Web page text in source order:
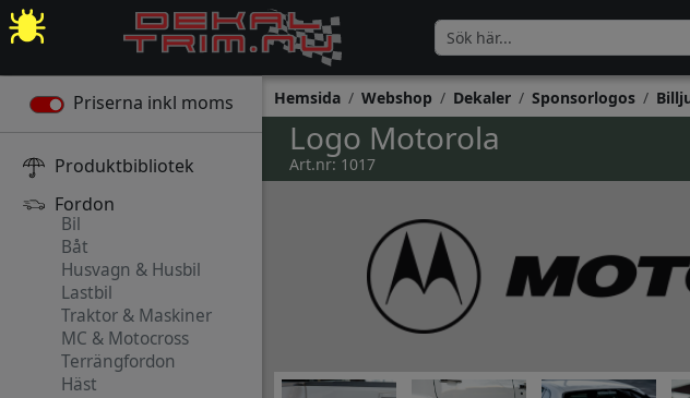
Priserna inkl moms
Produktbibliotek
Fordon
Bil
Båt
Husvagn & Husbil
Lastbil
Traktor & Maskiner
MC & Motocross
Terrängfordon
Häst
Hemsida Webshop Dekaler Sponsorlogos
Logo Motorola
Art.nr: 1017